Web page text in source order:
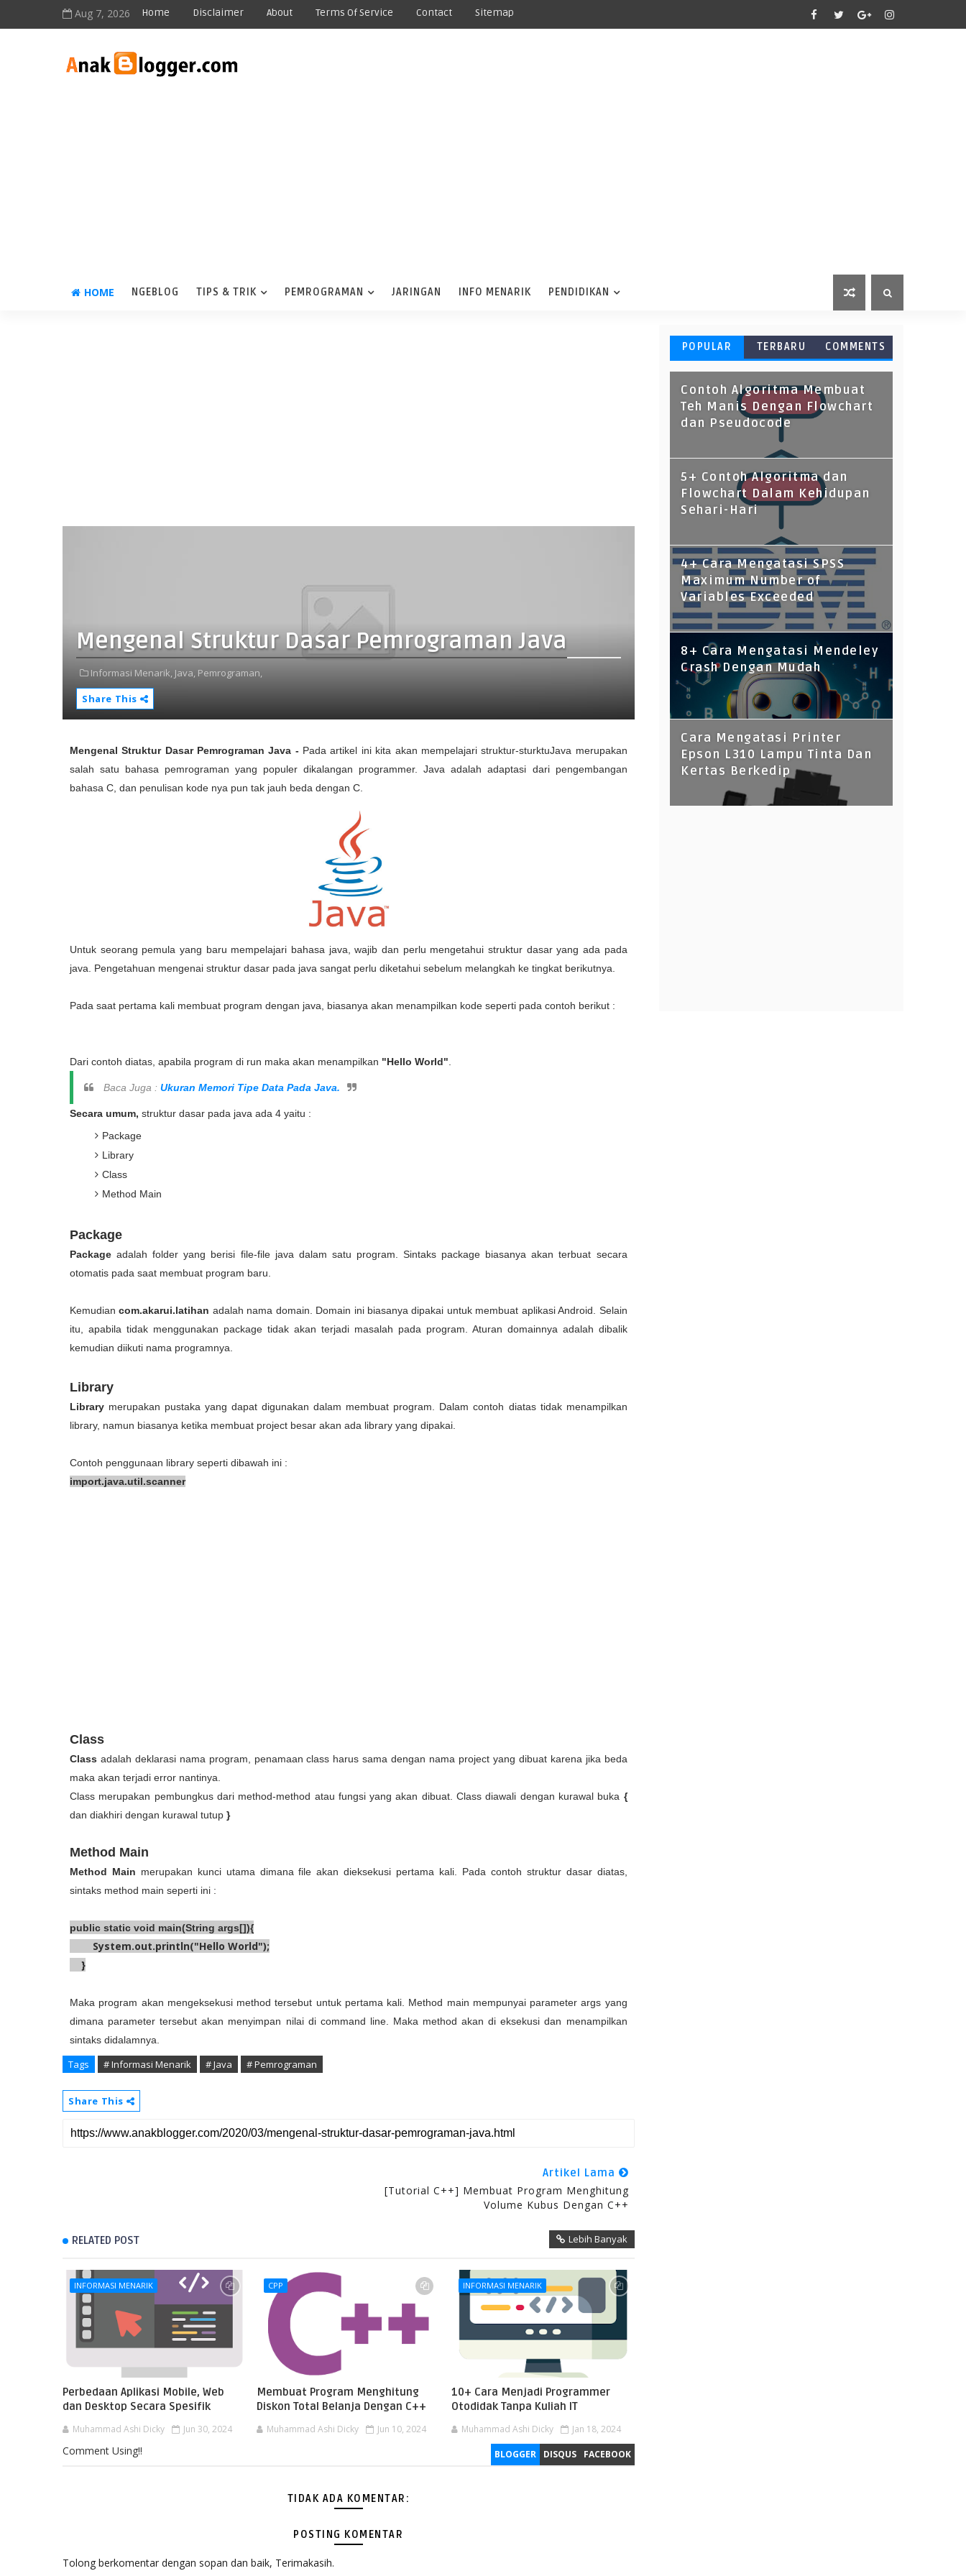
Aug 7, 2026 Home Disclaimer About Terms Of Service Contact Sitemap
HOME NGEBLOG TIPS & TRIK PEMROGRAMAN JARINGAN INFO MENARIK PENDIDIKAN
Mengenal Struktur Dasar Pemrograman Java
Informasi Menarik, Java, Pemrograman,
Share This
Mengenal Struktur Dasar Pemrograman Java - Pada artikel ini kita akan mempelajari struktur-sturktuJava merupakan
salah satu bahasa pemrograman yang populer dikalangan programmer. Java adalah adaptasi dari pengembangan
bahasa C, dan penulisan kode nya pun tak jauh beda dengan C.
Untuk seorang pemula yang baru mempelajari bahasa java, wajib dan perlu mengetahui struktur dasar yang ada pada
java. Pengetahuan mengenai struktur dasar pada java sangat perlu diketahui sebelum melangkah ke tingkat berikutnya.
Pada saat pertama kali membuat program dengan java, biasanya akan menampilkan kode seperti pada contoh berikut :
Dari contoh diatas, apabila program di run maka akan menampilkan "Hello World"
Baca Juga : Ukuran Memori Tipe Data Pada Java.
Secara umum, struktur dasar pada java ada 4 yaitu :
Package
Library
Class
Method Main
Package
Package adalah folder yang berisi file-file java dalam satu program. Sintaks package biasanya akan terbuat secara
otomatis pada saat membuat program baru.
Kemudiancom.akarui.latihan adalah nama domain. Domain ini biasanya dipakai untuk membuat aplikasi Android. Selain
itu, apabila tidak menggunakan package tidak akan terjadi masalah pada program. Aturan domainnya adalah dibalik
kemudian diikuti nama programnya.
Library
Library merupakan pustaka yang dapat digunakan dalam membuat program. Dalam contoh diatas tidak menampilkan
library, namun biasanya ketika membuat project besar akan ada library yang dipakai.
Contoh penggunaan library seperti dibawah ini :
import.java.util.scanner
Class
Class adalah deklarasi nama program, penamaan class harus sama dengan nama project yang dibuat karena jika beda
maka akan terjadi error nantinya.
Class merupakan pembungkus dari method-method atau fungsi yang akan dibuat. Class diawali dengan kurawal buka {
dan diakhiri dengan kurawal tutup }
Method Main
Method Main merupakan kunci utama dimana file akan dieksekusi pertama kali. Pada contoh struktur dasar diatas,
sintaks method main seperti ini :
public static void main(String args[]){
System.out.println("Hello World");
}
Maka program akan mengeksekusi method tersebut untuk pertama kali. Method main mempunyai parameter args yang
dimana parameter tersebut akan menyimpan nilai di command line. Maka method akan di eksekusi dan menampilkan
sintaks didalamnya.
Tags # Informasi Menarik # Java # Pemrograman
Share This
Artikel Lama
[Tutorial C++] Membuat Program Menghitung
Volume Kubus Dengan C++
RELATED POST Lebih Banyak
INFORMASI MENARIK
Perbedaan Aplikasi Mobile, Web
dan Desktop Secara Spesifik
Muhammad Ashi Dicky Jun 30, 2024
CPP
Membuat Program Menghitung
Diskon Total Belanja Dengan C++
Muhammad Ashi Dicky Jun 10, 2024
INFORMASI MENARIK
10+ Cara Menjadi Programmer
Otodidak Tanpa Kuliah IT
Muhammad Ashi Dicky Jan 18, 2024
BLOGGER DISQUS FACEBOOK
Comment Using!!
TIDAK ADA KOMENTAR:
POSTING KOMENTAR
Tolong berkomentar dengan sopan dan baik, Terimakasih.
POPULAR TERBARU COMMENTS
Contoh Algoritma Membuat
Teh Manis Dengan Flowchart
dan Pseudocode
5+ Contoh Algoritma dan
Flowchart Dalam Kehidupan
Sehari-Hari
4+ Cara Mengatasi SPSS
Maximum Number of
Variables Exceeded
8+ Cara Mengatasi Mendeley
Crash Dengan Mudah
Cara Mengatasi Printer
Epson L310 Lampu Tinta Dan
Kertas Berkedip